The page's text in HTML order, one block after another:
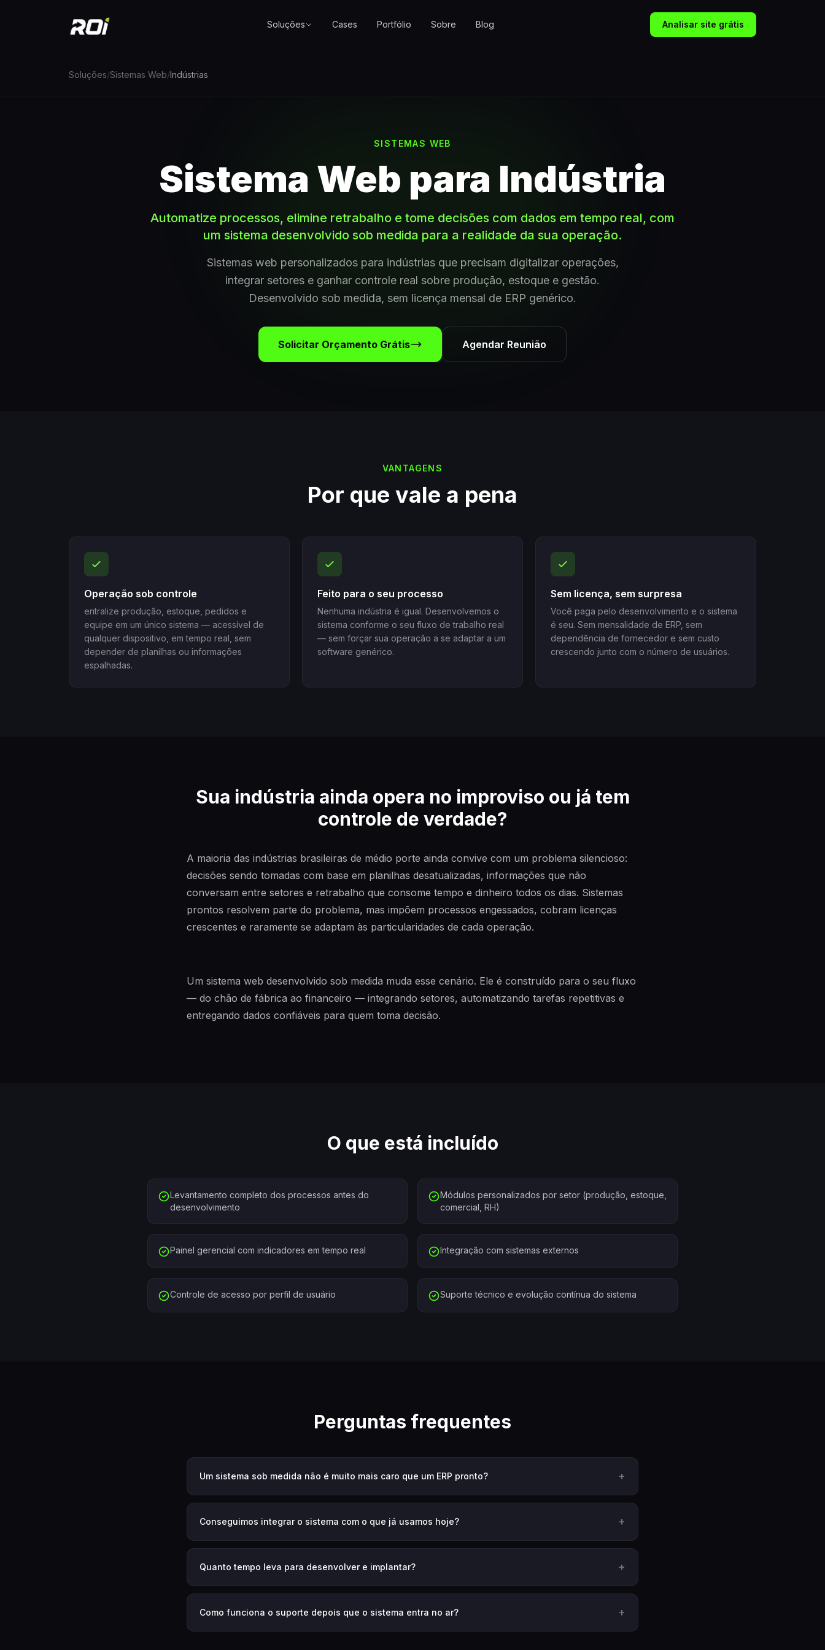
Soluções Cases Portfólio Sobre Blog Analisar site grátis
Soluções/Sistemas Web/Indústrias
SISTEMAS WEB
Sistema Web para Indústria
Automatize processos, elimine retrabalho e tome decisões com dados em tempo real, com
um sistema desenvolvido sob medida para a realidade da sua operação.
Sistemas web personalizados para indústrias que precisam digitalizar operações,
integrar setores e ganhar controle real sobre produção, estoque e gestão.
Desenvolvido sob medida, sem licença mensal de ERP genérico.
Solicitar Orçamento Grátis Agendar Reunião
VANTAGENS
Por que vale a pena
Operação sob controle
entralize produção, estoque, pedidos e
equipe em um único sistema — acessível de
qualquer dispositivo, em tempo real, sem
depender de planilhas ou informações
espalhadas.
Feito para o seu processo
Nenhuma indústria é igual. Desenvolvemos o
sistema conforme o seu fluxo de trabalho real
— sem forçar sua operação a se adaptar a um
software genérico.
Sem licença, sem surpresa
Você paga pelo desenvolvimento e o sistema
é seu. Sem mensalidade de ERP, sem
dependência de fornecedor e sem custo
crescendo junto com o número de usuários.
Sua indústria ainda opera no improviso ou já tem
controle de verdade?
A maioria das indústrias brasileiras de médio porte ainda convive com um problema silencioso:
decisões sendo tomadas com base em planilhas desatualizadas, informações que não
conversam entre setores e retrabalho que consome tempo e dinheiro todos os dias. Sistemas
prontos resolvem parte do problema, mas impõem processos engessados, cobram licenças
crescentes e raramente se adaptam às particularidades de cada operação.
Um sistema web desenvolvido sob medida muda esse cenário. Ele é construído para o seu fluxo
— do chão de fábrica ao financeiro — integrando setores, automatizando tarefas repetitivas e
entregando dados confiáveis para quem toma decisão.
O que está incluído
Levantamento completo dos processos antes do
desenvolvimento
Módulos personalizados por setor (produção, estoque,
comercial, RH)
Painel gerencial com indicadores em tempo real Integração com sistemas externos
Controle de acesso por perfil de usuário Suporte técnico e evolução contínua do sistema
Perguntas frequentes
Um sistema sob medida não é muito mais caro que um ERP pronto? +
Conseguimos integrar o sistema com o que já usamos hoje? +
Quanto tempo leva para desenvolver e implantar? +
Como funciona o suporte depois que o sistema entra no ar? +